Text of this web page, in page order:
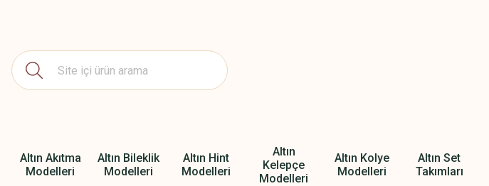
Altın Akıtma
Modelleri
Altın Bileklik
Modelleri
Altın Hint
Modelleri
Altın
Kelepçe
Modelleri
Altın Kolye
Modelleri
Altın Set
Takımları